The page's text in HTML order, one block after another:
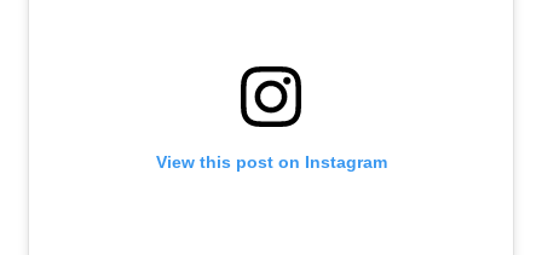
View this post on Instagram